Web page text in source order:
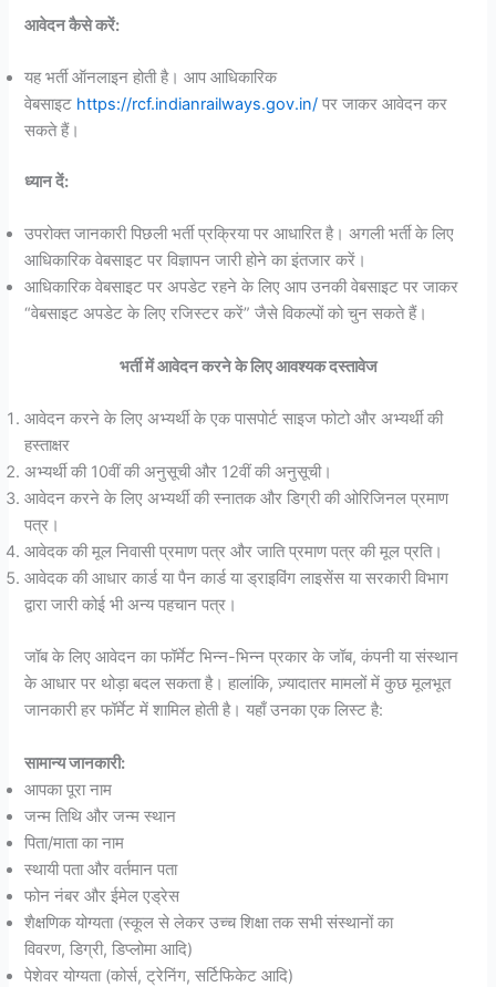
आवेदन कैसे करें:
यह भर्ती ऑनलाइन होती है। आप आधिकारिक
वेबसाइट https://rcf.indianrailways.gov.in/पर जाकर आवेदन कर
सकते हैं।
ध्यान दें:
उपरोक्त जानकारी पिछली भर्ती प्रक्रिया पर आधारित है। अगली भर्ती के लिए
आधिकारिक वेबसाइट पर विज्ञापन जारी होने का इंतजार करें।
आधिकारिक वेबसाइट पर अपडेट रहने के लिए आप उनकी वेबसाइट पर जाकर
“वेबसाइट अपडेट के लिए रजिस्टर करें” जैसे विकल्पों को चुन सकते हैं।
भर्ती में आवेदन करने के लिए आवश्यक दस्तावेज
आवेदन करने के लिए अभ्यर्थी के एक पासपोर्ट साइज फोटो और अभ्यर्थी की
हस्ताक्षर
अभ्यर्थी की 10वीं की अनुसूची और 12वीं की अनुसूची।
आवेदन करने के लिए अभ्यर्थी की स्नातक और डिग्री की ओरिजिनल प्रमाण
पत्र।
आवेदक की मूल निवासी प्रमाण पत्र और जाति प्रमाण पत्र की मूल प्रति।
आवेदक की आधार कार्ड या पैन कार्ड या ड्राइविंग लाइसेंस या सरकारी विभाग
द्वारा जारी कोई भी अन्य पहचान पत्र।
जॉब के लिए आवेदन का फॉर्मेट भिन्न-भिन्न प्रकार के जॉब, कंपनी या संस्थान
के आधार पर थोड़ा बदल सकता है। हालांकि, ज़्यादातर मामलों में कुछ मूलभूत
जानकारी हर फॉर्मेट में शामिल होती है। यहाँ उनका एक लिस्ट है:
सामान्य जानकारी:
आपका पूरा नाम
जन्म तिथि और जन्म स्थान
पिता/माता का नाम
स्थायी पता और वर्तमान पता
फोन नंबर और ईमेल एड्रेस
शैक्षणिक योग्यता (स्कूल से लेकर उच्च शिक्षा तक सभी संस्थानों का
विवरण, डिग्री, डिप्लोमा आदि)
पेशेवर योग्यता (कोर्स, ट्रेनिंग, सर्टिफिकेट आदि)